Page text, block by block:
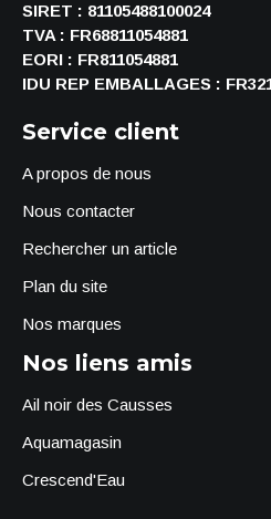
SIRET : 81105488100024
TVA : FR68811054881
EORI : FR811054881
IDU REP EMBALLAGES :
Service client
A propos de nous
Nous contacter
Rechercher un article
Plan du site
Nos marques
Nos liens amis
Ail noir des Causses
Aquamagasin
Crescend'Eau